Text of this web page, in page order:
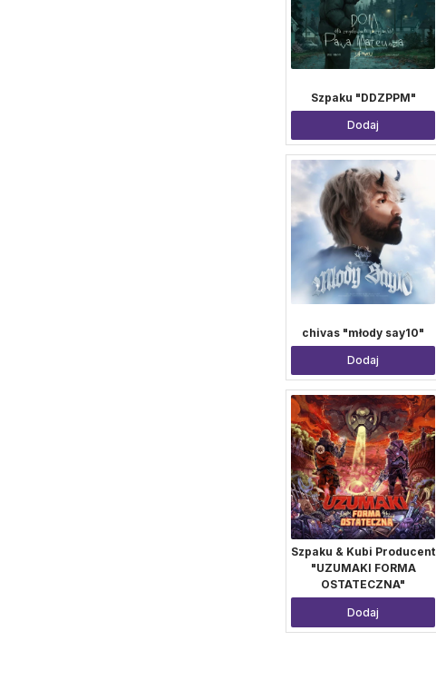
Szpaku "DDZPPM"
Dodaj
chivas "młody say10"
Dodaj
Szpaku & Kubi Producent
"UZUMAKI FORMA
OSTATECZNA"
Dodaj